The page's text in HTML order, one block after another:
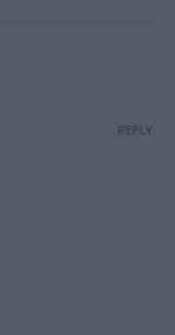
REPLY